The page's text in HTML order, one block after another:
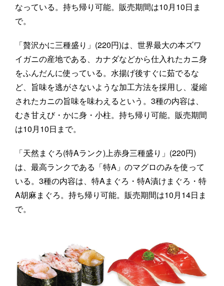
なっている。持ち帰り可能。販売期間は10月10日ま
で。
「贅沢かに三種盛り」(220円)は、世界最大の本ズワ
イガニの産地である、カナダなどから仕入れたカニ身
をふんだんに使っている。水揚げ後すぐに茹でるな
ど、旨味を逃がさないような加工方法を採用し、凝縮
されたカニの旨味を味わえるという。3種の内容は、
むき甘えび・かに身・小柱。持ち帰り可能。販売期間
は10月10日まで。
「天然まぐろ(特Aランク)上赤身三種盛り」(220円)
は、最高ランクである「特A」のマグロのみを使って
いる。3種の内容は、特Aまぐろ・特A漬けまぐろ・特
A胡麻まぐろ。持ち帰り可能。販売期間は10月14日ま
で。